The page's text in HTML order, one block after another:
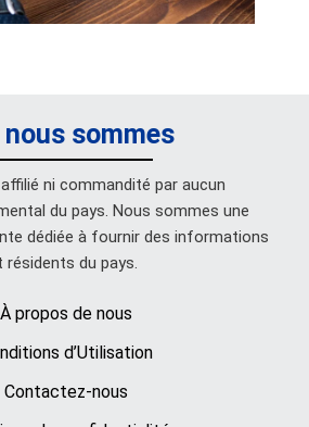
nous sommes
ni commandité par aucun
du pays. Nous sommes une
dédiée à fournir des informations
du pays.
À propos de nous
d’Utilisation
Contactez-nous